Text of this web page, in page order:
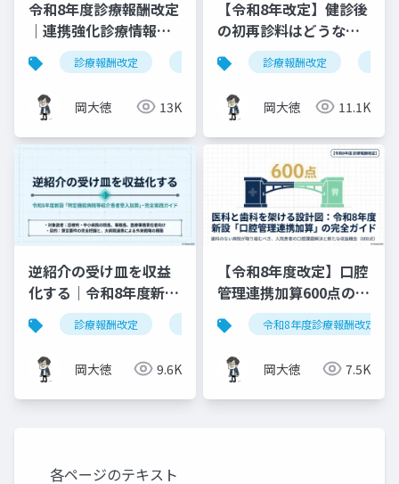
令和8年度診療報酬改定
｜連携強化診療情報提
供料の見直しを図解で
解説
診療報酬改定 連携強化診療情報提供料 令和8年度
岡大徳 13K
【令和8年改定】健診後
の初再診料はどうな
る？算定ルールの明確
化と現場での対応ガイ
ド
診療報酬改定
岡大徳 11.1K
逆紹介の受け皿を収益
化する｜令和8年度新設
「特定機能病院等紹介
患者受入加算」完全実
践ガイド
診療報酬改定 特定機能病院等紹介患者受入加算
岡大徳 9.6K
【令和8年度改定】口腔
管理連携加算600点の算
定要件・施設基準まと
め
令和8年度診療報酬改定
岡大徳 7.5K
各ページのテキスト